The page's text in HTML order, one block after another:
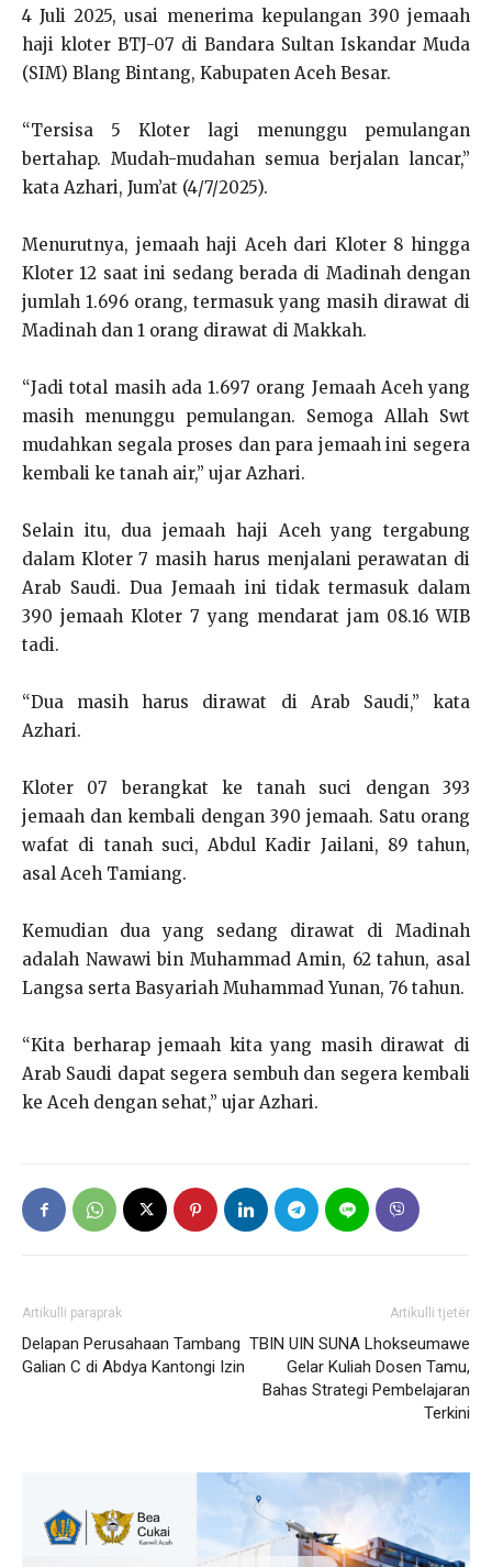
4 Juli 2025, usai menerima kepulangan 390 jemaah
haji kloter BTJ-07 di Bandara Sultan Iskandar Muda
(SIM) Blang Bintang, Kabupaten Aceh Besar.
“Tersisa 5 Kloter lagi menunggu pemulangan
bertahap. Mudah-mudahan semua berjalan lancar,”
kata Azhari, Jum’at (4/7/2025).
Menurutnya, jemaah haji Aceh dari Kloter 8 hingga
Kloter 12 saat ini sedang berada di Madinah dengan
jumlah 1.696 orang, termasuk yang masih dirawat di
Madinah dan 1 orang dirawat di Makkah.
“Jadi total masih ada 1.697 orang Jemaah Aceh yang
masih menunggu pemulangan. Semoga Allah Swt
mudahkan segala proses dan para jemaah ini segera
kembali ke tanah air,” ujar Azhari.
Selain itu, dua jemaah haji Aceh yang tergabung
dalam Kloter 7 masih harus menjalani perawatan di
Arab Saudi. Dua Jemaah ini tidak termasuk dalam
390 jemaah Kloter 7 yang mendarat jam 08.16 WIB
tadi.
“Dua masih harus dirawat di Arab Saudi,” kata
Azhari.
Kloter 07 berangkat ke tanah suci dengan 393
jemaah dan kembali dengan 390 jemaah. Satu orang
wafat di tanah suci, Abdul Kadir Jailani, 89 tahun,
asal Aceh Tamiang.
Kemudian dua yang sedang dirawat di Madinah
adalah Nawawi bin Muhammad Amin, 62 tahun, asal
Langsa serta Basyariah Muhammad Yunan, 76 tahun.
“Kita berharap jemaah kita yang masih dirawat di
Arab Saudi dapat segera sembuh dan segera kembali
ke Aceh dengan sehat,” ujar Azhari.
Artikulli paraprak
Delapan Perusahaan Tambang
Galian C di Abdya Kantongi Izin
Artikulli tjetër
TBIN UIN SUNA Lhokseumawe
Gelar Kuliah Dosen Tamu,
Bahas Strategi Pembelajaran
Terkini